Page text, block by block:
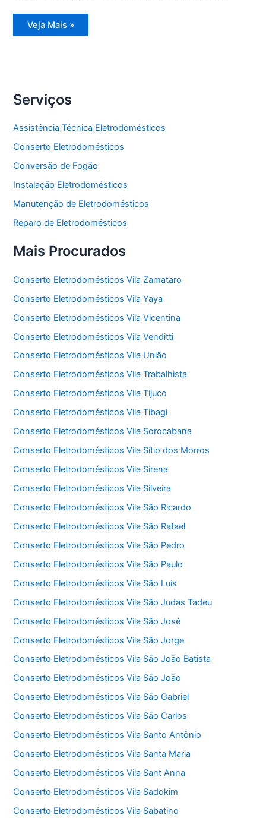
Assistência
Técnica
Veja Mais »
Serviços
Assistência Técnica Eletrodomésticos
Conserto Eletrodomésticos
Conversão de Fogão
Instalação Eletrodomésticos
Manutenção de Eletrodomésticos
Reparo de Eletrodomésticos
Mais Procurados
Conserto Eletrodomésticos Vila Zamataro
Conserto Eletrodomésticos Vila Yaya
Conserto Eletrodomésticos Vila Vicentina
Conserto Eletrodomésticos Vila Venditti
Conserto Eletrodomésticos Vila União
Conserto Eletrodomésticos Vila Trabalhista
Conserto Eletrodomésticos Vila Tijuco
Conserto Eletrodomésticos Vila Tibagi
Conserto Eletrodomésticos Vila Sorocabana
Conserto Eletrodomésticos Vila Sítio dos Morros
Conserto Eletrodomésticos Vila Sirena
Conserto Eletrodomésticos Vila Silveira
Conserto Eletrodomésticos Vila São Ricardo
Conserto Eletrodomésticos Vila São Rafael
Conserto Eletrodomésticos Vila São Pedro
Conserto Eletrodomésticos Vila São Paulo
Conserto Eletrodomésticos Vila São Luis
Conserto Eletrodomésticos Vila São Judas Tadeu
Conserto Eletrodomésticos Vila São José
Conserto Eletrodomésticos Vila São Jorge
Conserto Eletrodomésticos Vila São João Batista
Conserto Eletrodomésticos Vila São João
Conserto Eletrodomésticos Vila São Gabriel
Conserto Eletrodomésticos Vila São Carlos
Conserto Eletrodomésticos Vila Santo Antônio
Conserto Eletrodomésticos Vila Santa Maria
Conserto Eletrodomésticos Vila Sant Anna
Conserto Eletrodomésticos Vila Sadokim
Conserto Eletrodomésticos Vila Sabatino